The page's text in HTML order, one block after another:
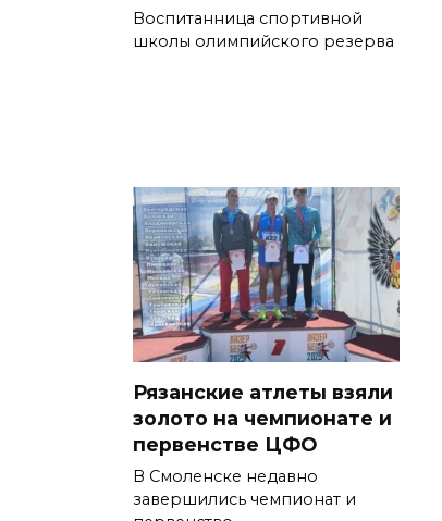
Воспитанница спортивной
школы олимпийского резерва
Рязанские атлеты взяли
золото на чемпионате и
первенстве ЦФО
В Смоленске недавно
завершились чемпионат и